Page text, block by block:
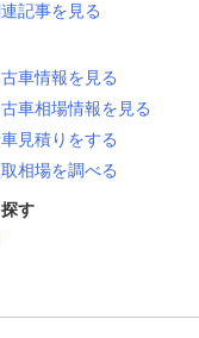
記事を見る
車情報を見る
車相場情報を見る
見積りをする
相場を調べる
す